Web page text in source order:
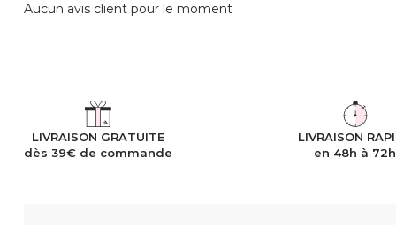
Aucun avis client pour le moment
LIVRAISON GRATUITE
dès 39€ de commande
LIVRAISON
en 48h à 72h